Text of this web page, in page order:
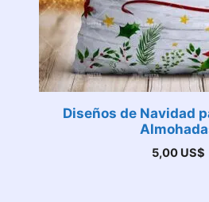
Diseños de Navidad
5,00 US$